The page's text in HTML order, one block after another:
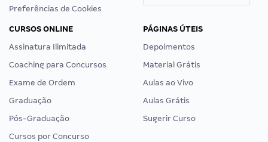
Preferências de Cookies
CURSOS ONLINE
Assinatura Ilimitada
Coaching para Concursos
Exame de Ordem
Graduação
Pós-Graduação
Cursos por Concurso
PÁGINAS ÚTEIS
Depoimentos
Material Grátis
Aulas ao Vivo
Aulas Grátis
Sugerir Curso